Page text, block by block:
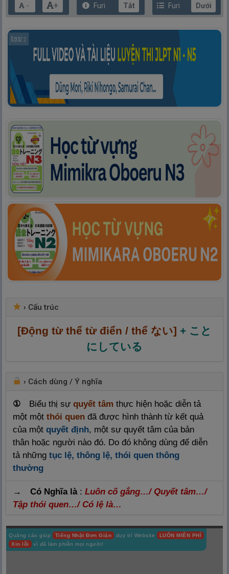
－ + Furi Tắt Furi Dưới
› Cấu trúc
[Động từ thể từ điển / thể ない] + こと
にしている
› Cách dùng / Ý nghĩa
① Biểu thị sự quyết tâm thực hiện hoặc diễn tả
một một thói quen đã được hình thành từ kết quả
của một quyết định, một sự quyết tâm của bản
thân hoặc người nào đó. Do đó không dùng để diễn
tả những tục lệ, thông lệ, thói quen thông
thường
→ Có Nghĩa là: Luôn cố gắng…/ Quyết tâm…/
Tập thói quen…/ Có lệ là…
Quảng cáo giúp Tiếng Nhật Đơn Giản duy trì Website
LUÔN MIỄN PHÍ
Xin lỗi
vì đã làm phiền mọi người!